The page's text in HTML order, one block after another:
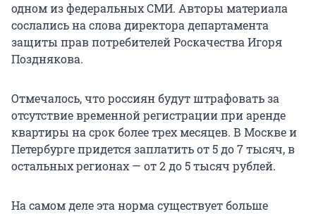
одном из федеральных СМИ. Авторы материала
сослались на слова директора департамента
защиты прав потребителей Роскачества Игоря
Позднякова.
Отмечалось, что россиян будут штрафовать за
отсутствие временной регистрации при аренде
квартиры на срок более трех месяцев. В Москве и
Петербурге придется заплатить от 5 до7 тысяч, в
остальных регионах — от 2 до5 тысяч рублей.
На самом деле эта норма существует больше